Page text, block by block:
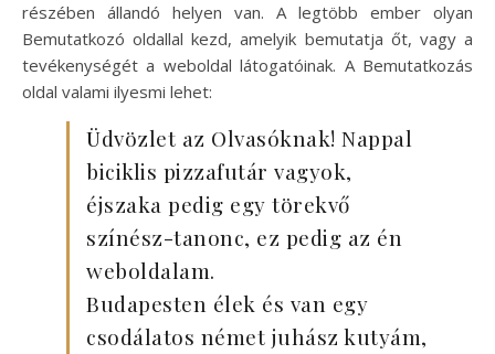
részében állandó helyen van. A legtöbb ember olyan
Bemutatkozó oldallal kezd, amelyik bemutatja őt, vagy a
tevékenységét a weboldal látogatóinak. A Bemutatkozás
oldal valami ilyesmi lehet:
Üdvözlet az Olvasóknak! Nappal
biciklis pizzafutár vagyok,
éjszaka pedig egy törekvő
színész-tanonc, ez pedig az én
weboldalam.
Budapesten élek és van egy
csodálatos német juhász kutyám,